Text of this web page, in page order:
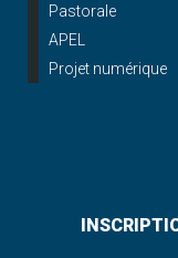
Pastorale
APEL
Projet numérique